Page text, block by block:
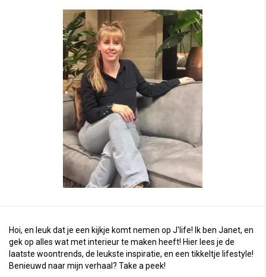
Hoi, en leuk dat je een kijkje komt nemen op J'life! Ik ben Janet, en
gek op alles wat met interieur te maken heeft! Hier lees je de
laatste woontrends, de leukste inspiratie, en een tikkeltje lifestyle!
Benieuwd naar mijn verhaal? Take a peek!